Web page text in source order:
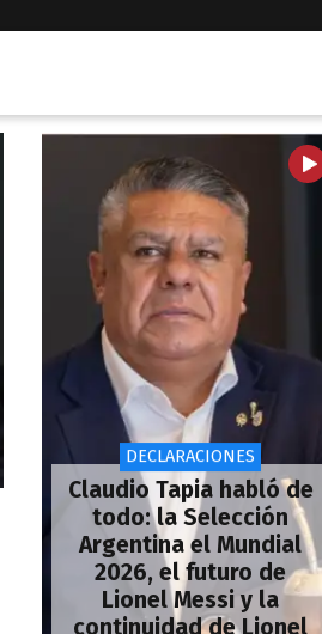
DECLARACIONES
Claudio Tapia habló de
todo: la Selección
Argentina el Mundial
2026, el futuro de
Lionel Messi y la
continuidad de Lionel